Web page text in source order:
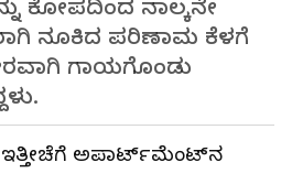
ಕೋಪದಿಂದ ನಾಲ್ಕನೇ
ನೂಕಿದ ಪರಿಣಾಮ ಕೆಳಗೆ
ಗಾಯಗೊಂಡು
ಇತ್ತೀಚೆಗೆ ಅಪಾರ್ಟ್‌ಮೆಂಟ್‌ನ